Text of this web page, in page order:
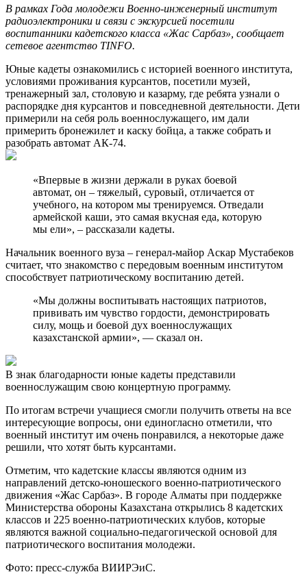
В рамках Года молодежи Военно-инженерный институт
радиоэлектроники и связи с экскурсией посетили
воспитанники кадетского класса «Жас Сарбаз», сообщает
сетевое агентство TINFO.
Юные кадеты ознакомились с историей военного института,
условиями проживания курсантов, посетили музей,
тренажерный зал, столовую и казарму, где ребята узнали о
распорядке дня курсантов и повседневной деятельности. Дети
примерили на себя роль военнослужащего, им дали
примерить бронежилет и каску бойца, а также собрать и
разобрать автомат АК-74.
«Впервые в жизни держали в руках боевой
автомат, он – тяжелый, суровый, отличается от
учебного, на котором мы тренируемся. Отведали
армейской каши, это самая вкусная еда, которую
мы ели», – рассказали кадеты.
Начальник военного вуза – генерал-майор Аскар Мустабеков
считает, что знакомство с передовым военным институтом
способствует патриотическому воспитанию детей.
«Мы должны воспитывать настоящих патриотов,
прививать им чувство гордости, демонстрировать
силу, мощь и боевой дух военнослужащих
казахстанской армии», — сказал он.
В знак благодарности юные кадеты представили
военнослужащим свою концертную программу.
По итогам встречи учащиеся смогли получить ответы на все
интересующие вопросы, они единогласно отметили, что
военный институт им очень понравился, а некоторые даже
решили, что хотят быть курсантами.
Отметим, что кадетские классы являются одним из
направлений детско-юношеского военно-патриотического
движения «Жас Сарбаз». В городе Алматы при поддержке
Министерства обороны Казахстана открылись 8 кадетских
классов и 225 военно-патриотических клубов, которые
являются важной социально-педагогичес­кой основой для
патриотического воспитания молодежи.
Фото: пресс-служба ВИИРЭиС.